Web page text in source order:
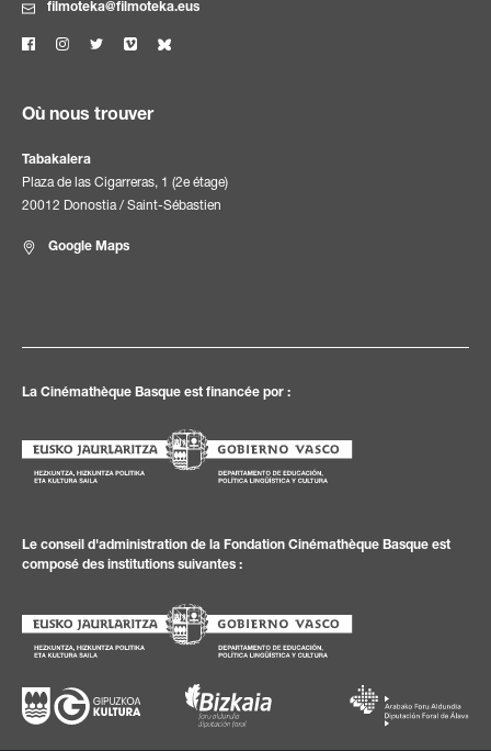
filmoteka@filmoteka.eus
Où nous trouver
Tabakalera
Plaza de las Cigarreras, 1 (2e étage)
20012 Donostia / Saint-Sébastien
Google Maps
La Cinémathèque Basque est financée por :
Le conseil d'administration de la Fondation Cinémathèque Basque est
composé des institutions suivantes :